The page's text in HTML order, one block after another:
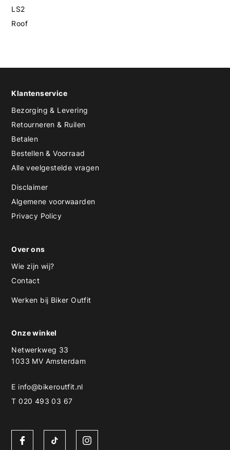
LS2
Roof
Klantenservice
Bezorging & Levering
Retourneren & Ruilen
Betalen
Bestellen & Voorraad
Alle veelgestelde vragen
Disclaimer
Algemene voorwaarden
Privacy Policy
Over ons
Wie zijn wij?
Contact
Werken bij Biker Outfit
Onze winkel
Netwerkweg 33
1033 MV Amsterdam
E info@bikeroutfit.nl
T 020 493 03 67